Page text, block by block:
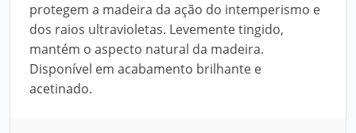
protegem a madeira da ação do intemperismo e
dos raios ultravioletas. Levemente tingido,
mantém o aspecto natural da madeira.
Disponível em acabamento brilhante e
acetinado.